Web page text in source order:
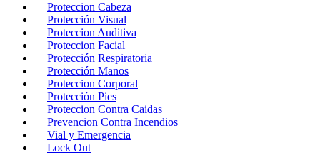
Proteccion Cabeza
Protección Visual
Proteccion Auditiva
Proteccion Facial
Protección Respiratoria
Protección Manos
Proteccion Corporal
Protección Pies
Proteccion Contra Caidas
Prevencion Contra Incendios
Vial y Emergencia
Lock Out